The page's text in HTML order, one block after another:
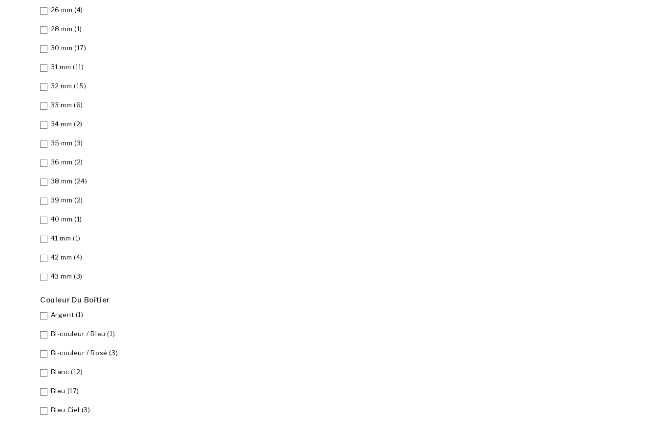
26 mm(4)
28 mm(1)
30 mm(17)
31 mm(11)
32 mm(15)
33 mm(6)
34 mm(2)
35 mm(3)
36 mm(2)
38 mm(24)
39 mm(2)
40 mm(1)
41 mm(1)
42 mm(4)
43 mm(3)
Couleur Du Boîtier
Argent (1)
Bi-couleur / Bleu(1)
Bi-couleur / Rosé(3)
Blanc(12)
Bleu (17)
Bleu Ciel (3)